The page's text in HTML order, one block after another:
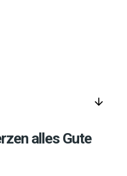
arrow_downward
alles Gute